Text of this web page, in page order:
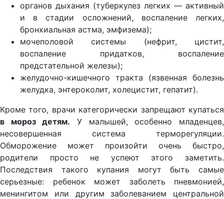
органов дыхания (туберкулез легких — активный
и в стадии осложнений, воспаление легких,
бронхиальная астма, эмфизема);
мочеполовой системы (нефрит, цистит,
воспаление придатков, воспаление
предстательной железы);
желудочно-кишечного тракта (язвенная болезнь
желудка, энтероколит, холецистит, гепатит).
Кроме того, врачи категорически запрещают купаться
в мороз детям. У малышей, особенно младенцев,
несовершенная система терморегуляции.
Обморожение может произойти очень быстро,
родители просто не успеют этого заметить.
Последствия такого купания могут быть самые
серьезные: ребенок может заболеть пневмонией,
менингитом или другим заболеванием центральной